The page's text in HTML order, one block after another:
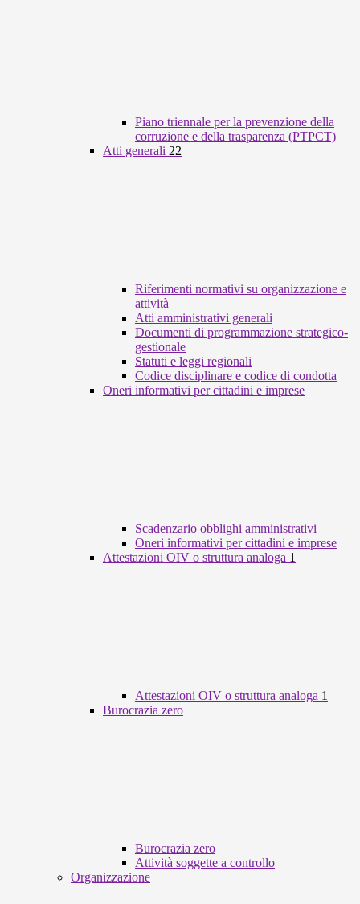
Piano triennale per la prevenzione della
corruzione e della trasparenza (PTPCT)
Atti generali 22
Riferimenti normativi su organizzazione e
attività
Atti amministrativi generali
Documenti di programmazione strategico-
gestionale
Statuti e leggi regionali
Codice disciplinare e codice di condotta
Oneri informativi per cittadini e imprese
Scadenzario obblighi amministrativi
Oneri informativi per cittadini e imprese
Attestazioni OIV o struttura analoga 1
Attestazioni OIV o struttura analoga 1
Burocrazia zero
Burocrazia zero
Attività soggette a controllo
Organizzazione